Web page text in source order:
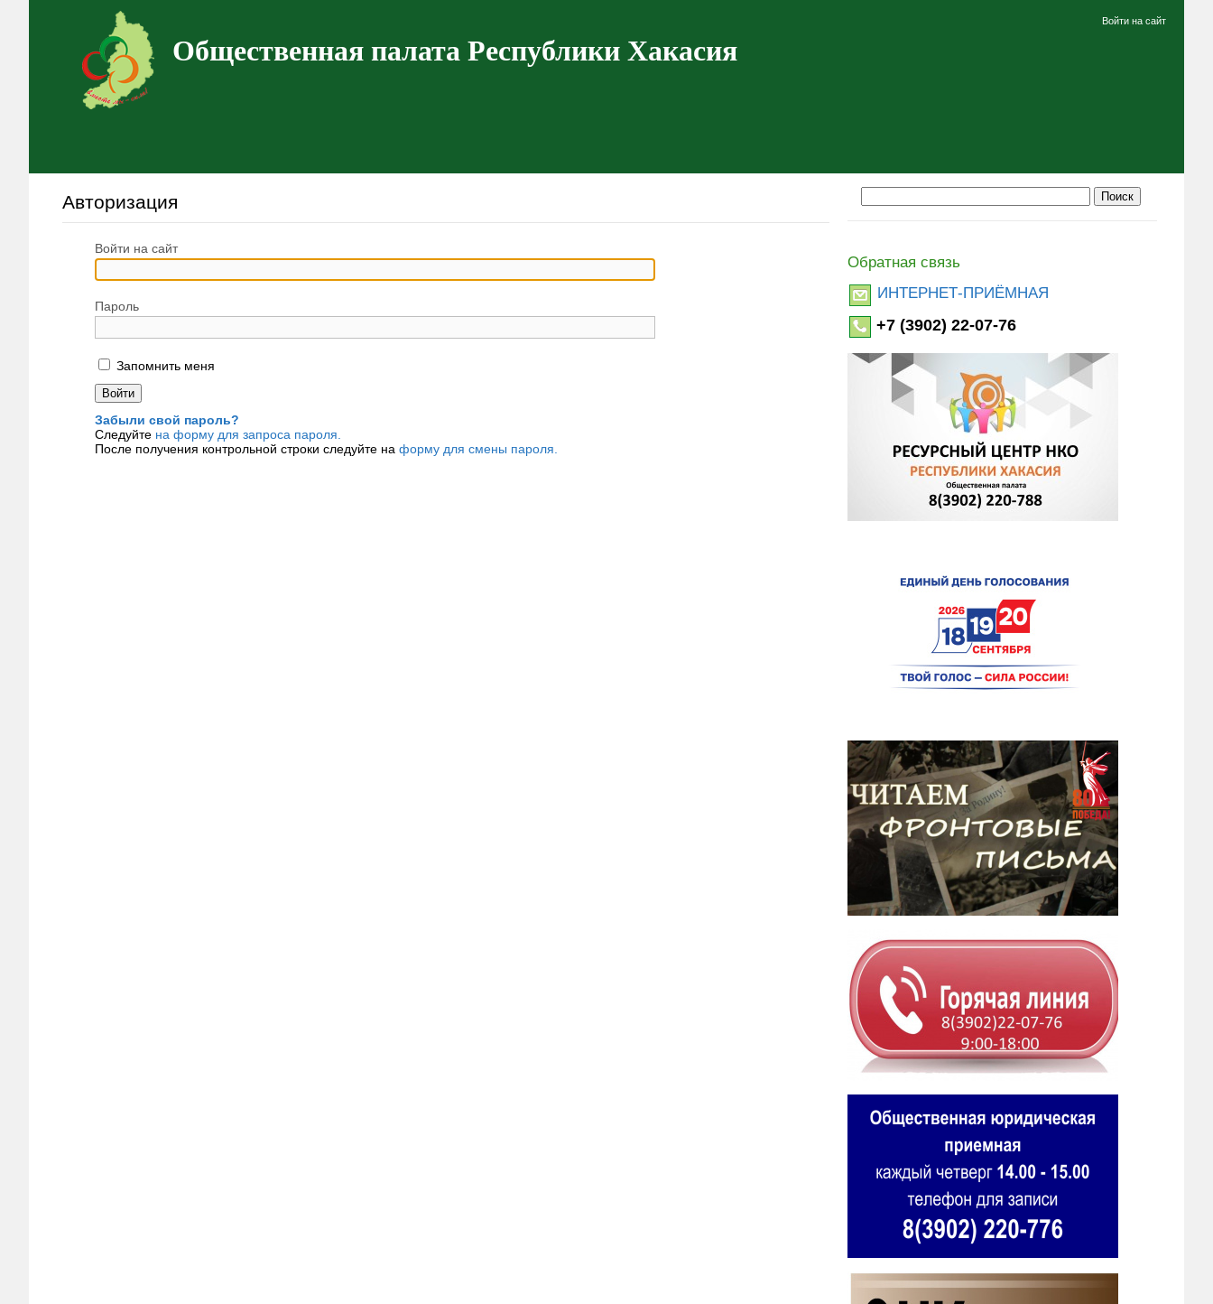
Общественная палата Республики Хакасия
Войти на сайт
Авторизация
Войти на сайт
Пароль
Запомнить меня
Забыли свой пароль?
Следуйте на форму для запроса пароля.
После получения контрольной строки следуйте на форму для смены пароля.
Обратная связь
ИНТЕРНЕТ-ПРИЁМНАЯ
+7 (3902) 22-07-76